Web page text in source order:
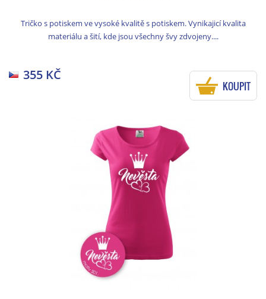
Tričko s potiskem ve vysoké kvalitě s potiskem. Vynikajicí kvalita
materiálu a šití, kde jsou všechny švy zdvojeny....
355 KČ
KOUPIT